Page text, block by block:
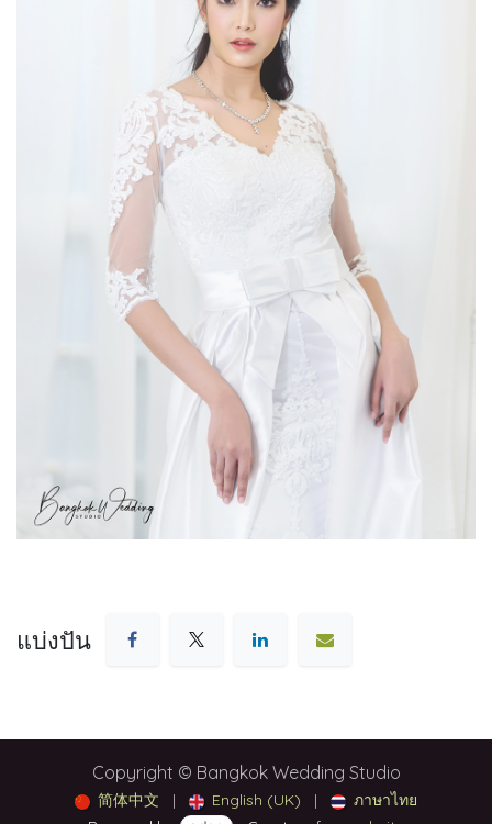
แบ่งปัน
Copyright © Bangkok Wedding Studio
简体中文 | English (UK) |
ภาษาไทย